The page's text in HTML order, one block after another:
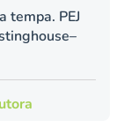
tempa. PEJ